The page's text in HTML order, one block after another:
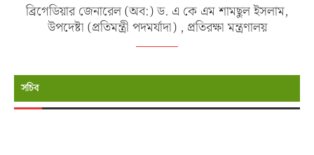
ব্রিগেডিয়ার জেনারেল (অব:) ড. এ কে এম শামছুল ইসলাম,
উপদেষ্টা (প্রতিমন্ত্রী পদমর্যাদা) , প্রতিরক্ষা মন্ত্রণালয়
সচিব